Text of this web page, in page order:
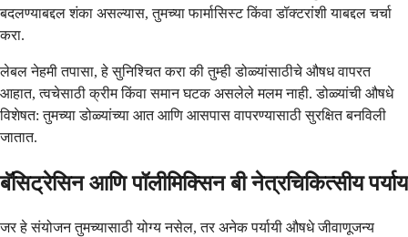
बदलण्याबद्दल शंका असल्यास, तुमच्या फार्मासिस्ट किंवा डॉक्टरांशी याबद्दल चर्चा
करा.
लेबल नेहमी तपासा, हे सुनिश्चित करा की तुम्ही डोळ्यांसाठीचे औषध वापरत
आहात, त्वचेसाठी क्रीम किंवा समान घटक असलेले मलम नाही. डोळ्यांची औषधे
विशेषत: तुमच्या डोळ्यांच्या आत आणि आसपास वापरण्यासाठी सुरक्षित बनविली
जातात.
बॅसिट्रेसिन आणि पॉलीमिक्सिन बी नेत्रचिकित्सीय पर्याय
जर हे संयोजन तुमच्यासाठी योग्य नसेल, तर अनेक पर्यायी औषधे जीवाणूजन्य